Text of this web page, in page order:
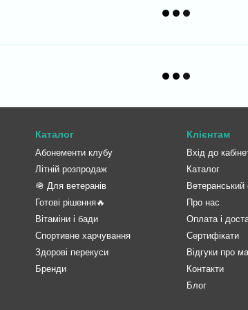
Каталог
Абонементи клубу
Літній розпродаж
🪖 Для ветеранів
Готові рішення🔥
Вітаміни і бади
Спортивне харчування
Здорові перекуси
Бренди
Клієнтам
Вхід до
Каталог
Ветеранський
Про нас
Оплата і
Сертифікати
Відгуки про
Контакти
Блог